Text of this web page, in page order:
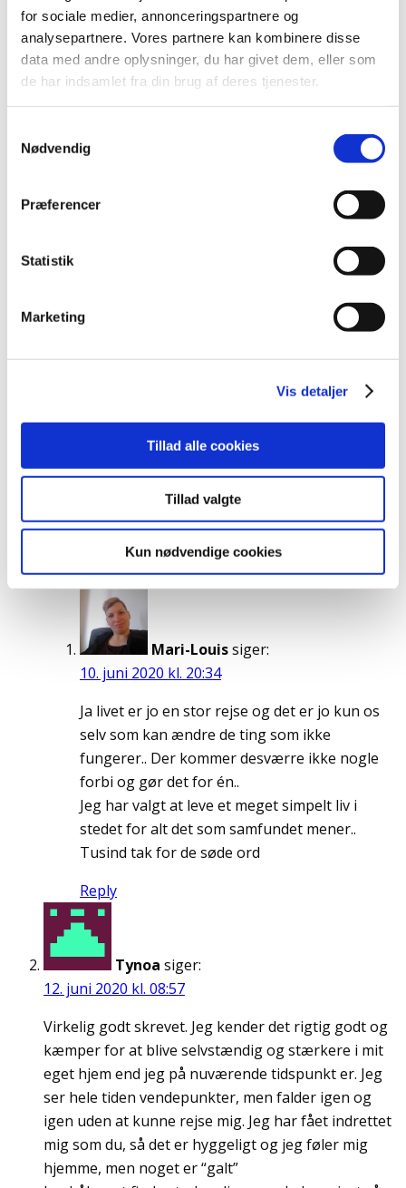
for sociale medier, annonceringspartnere og
analysepartnere. Vores partnere kan kombinere disse
data med andre oplysninger, du har givet dem, eller som
de har indsamlet fra din brug af deres tjenester.
Nødvendig
Præferencer
Statistik
Marketing
Vis detaljer
Tillad alle cookies
Tillad valgte
Kun nødvendige cookies
4 Responses
10. juni 2020 kl. 20:13
garanteret har givet dig perspektiver på både livet
det svære i at være alene, jeg tænker også tit,
hvorfor har vi skabt en samfundskultur, hvor vi
hver især kan føle os så overladt til os selv, når nu vi
er så utrolig mange mennesker i Danmark og flere
sig selv og hvile i sig selv, og måske på den
baggrund bliver møderne med andre mennesker
lettere og måske også mere rigere, da man så kan
se hinanden og ikke altmuligt kommer imellem den
anden og en selv af ens egne begrænsende forhold.
Det er i hvert fald et ønske og et håb, forstået som
det godes mulighed, som jeg bærer på i mit liv.
Reply
Mari-Louissiger:
10. juni 2020 kl. 20:34
Ja livet er jo en stor rejse og det er jo kun os
selv som kan ændre de ting som ikke
fungerer.. Der kommer desværre ikke nogle
forbi og gør det for én..
Jeg har valgt at leve et meget simpelt liv i
stedet for alt det som samfundet mener..
Tusind tak for de søde ord
Reply
Tynoa siger:
12. juni 2020 kl. 08:57
Virkelig godt skrevet. Jeg kender det rigtig godt og
kæmper for at blive selvstændig og stærkere i mit
eget hjem end jeg på nuværende tidspunkt er. Jeg
ser hele tiden vendepunkter, men falder igen og
igen uden at kunne rejse mig. Jeg har fået indrettet
mig som du, så det er hyggeligt og jeg føler mig
hjemme, men noget er “galt”